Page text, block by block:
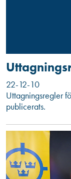
22-12-10
Uttagningsregler
publicerats.